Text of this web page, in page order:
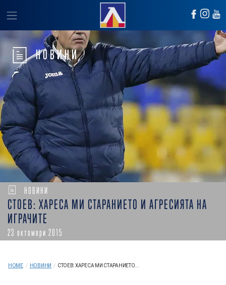
НОВИНИ
НОВИНИ
СТОЕВ: ХАРЕСА МИ СТАРАНИЕТО И АГРЕСИЯТА НА
ИГРАЧИТЕ
23 октомври 2015
HOME / НОВИНИ / СТОЕВ: ХАРЕСА МИ СТАРАНИЕТО...